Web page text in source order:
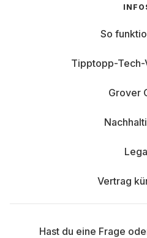
So
Tipptopp-Tech-
Grover
Vertrag
Hast du eine Frage